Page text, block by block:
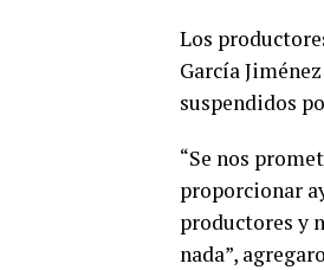
Los
García
suspendidos
“Se nos
proporcionar
productores y
nada”,